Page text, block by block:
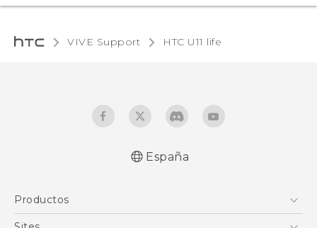
VIVE Support HTC U11 life‎
España
Productos
Smartphones